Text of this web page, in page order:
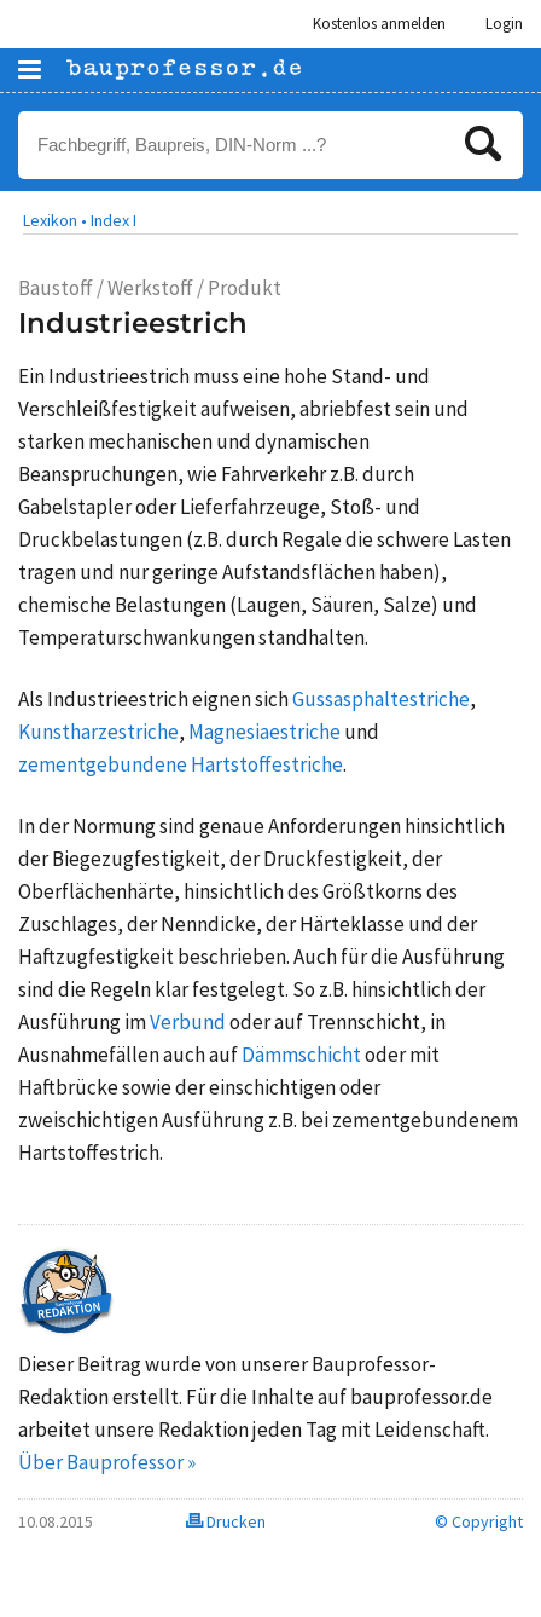
Kostenlos anmelden Login
Lexikon • Index I
Baustoff / Werkstoff / Produkt
Industrieestrich
Ein Industrieestrich muss eine hohe Stand- und
Verschleißfestigkeit aufweisen, abriebfest sein und
starken mechanischen und dynamischen
Beanspruchungen, wie Fahrverkehr z.B. durch
Gabelstapler oder Lieferfahrzeuge, Stoß- und
Druckbelastungen (z.B. durch Regale die schwere Lasten
tragen und nur geringe Aufstandsflächen haben),
chemische Belastungen (Laugen, Säuren, Salze) und
Temperaturschwankungen standhalten.
Als Industrieestrich eignen sichGussasphaltestriche,
Kunstharzestriche, Magnesiaestricheund
zementgebundene Hartstoffestriche.
In der Normung sind genaue Anforderungen hinsichtlich
der Biegezugfestigkeit, der Druckfestigkeit, der
Oberflächenhärte, hinsichtlich des Größtkorns des
Zuschlages, der Nenndicke, der Härteklasse und der
Haftzugfestigkeit beschrieben. Auch für die Ausführung
sind die Regeln klar festgelegt. So z.B. hinsichtlich der
Ausführung imVerbundoder aufTrennschicht, in
Ausnahmefällen auch aufDämmschichtoder mit
Haftbrücke sowie der einschichtigen oder
zweischichtigen Ausführung z.B. bei zementgebundenem
Hartstoffestrich.
Dieser Beitrag wurde von unserer Bauprofessor-
Redaktion erstellt. Für die Inhalte auf bauprofessor.de
arbeitet unsere Redaktion jeden Tag mit Leidenschaft.
Über Bauprofessor »
10.08.2015 Drucken © Copyright